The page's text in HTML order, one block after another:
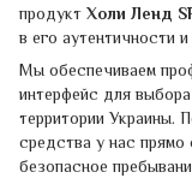
продукт Холи Ленд
в его аутентичности
Мы обеспечиваем
интерфейс для
территории Украины.
средства у нас
безопасное